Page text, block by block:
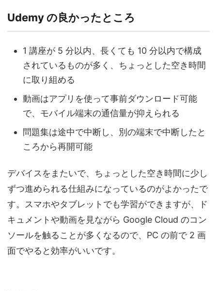
Udemy の良かったところ
1 講座が 5 分以内、長くても 10 分以内で構成
されているものが多く、ちょっとした空き時間
に取り組める
動画はアプリを使って事前ダウンロード可能
で、モバイル端末の通信量が抑えられる
問題集は途中で中断し、別の端末で中断したと
ころから再開可能
デバイスをまたいで、ちょっとした空き時間に少し
ずつ進められる仕組みになっているのがよかったで
す。スマホやタブレットでも学習ができますが、ド
キュメントや動画を見ながら Google Cloud のコン
ソールを触ることが多くなるので、PC の前で 2 画
面でやると効率がいいです。